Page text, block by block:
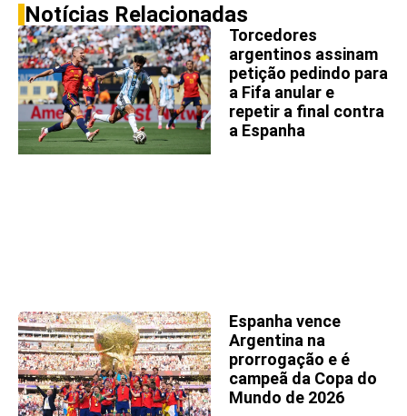
Notícias Relacionadas
Torcedores
argentinos assinam
petição pedindo para
a Fifa anular e
repetir a final contra
a Espanha
Espanha vence
Argentina na
prorrogação e é
campeã da Copa do
Mundo de 2026